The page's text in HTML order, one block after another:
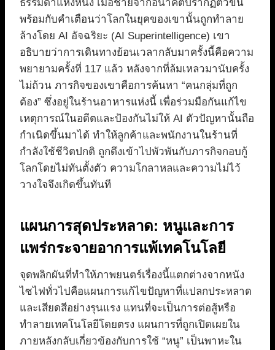
ธรรมดาแห่งหนึ่ง เมื่อชายจากอนาคตปรากฏตัวขึ้น
พร้อมกับคำเตือนว่าโลกในยุคของเขานั้นถูกทำลาย
ล้างโดย AI อัจฉริยะ (AI Superintelligence) เขา
อธิบายว่าการเดินทางย้อนเวลากลับมาครั้งนี้คือความ
พยายามครั้งที่ 117 แล้ว หลังจากที่ล้มเหลวมานับครั้ง
ไม่ถ้วน ภารกิจของเขาคือการค้นหา “คนกลุ่มที่ถูก
ต้อง” ซึ่งอยู่ในร้านอาหารแห่งนี้ เพื่อร่วมมือกันแก้ไข
เหตุการณ์ในอดีตและป้องกันไม่ให้ AI ตัวปัญหานั้นถือ
กำเนิดขึ้นมาได้ ทำให้ลูกค้าและพนักงานในร้านที่
กำลังใช้ชีวิตปกติ ถูกดึงเข้าไปพัวพันกับภารกิจกอบกู้
โลกโดยไม่ทันตั้งตัว ความโกลาหลและความไม่ไว้
วางใจจึงเกิดขึ้นทันที
แผนการสุดประหลาด: หนูและการ
แพร่กระจายอาการแพ้เทคโนโลยี
จุดพลิกผันที่ทำให้ภาพยนตร์เรื่องนี้แตกต่างจากหนัง
ไซไฟทั่วไปคือแผนการแก้ไขปัญหาที่แปลกประหลาด
และเสียดสีอย่างรุนแรง แทนที่จะเป็นการต่อสู้หรือ
ทำลายเทคโนโลยีโดยตรง แผนการที่ถูกเปิดเผยใน
ภายหลังกลับเกี่ยวข้องกับการใช้ “หนู” เป็นพาหะใน